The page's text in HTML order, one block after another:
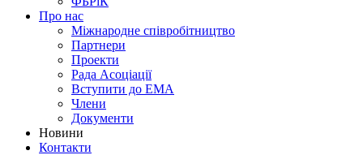
Про нас
Міжнародне співробітництво
Партнери
Проекти
Рада Асоціації
Вступити до ЕМА
Члени
Документи
Новини
Контакти